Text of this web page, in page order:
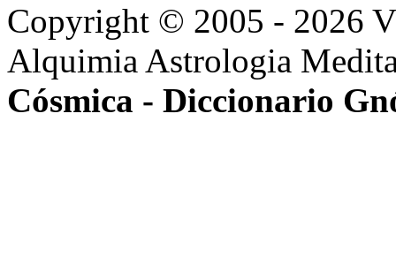
Copyright © 2005 - 2026
Alquimia Astrologia
Cósmica - Diccionario